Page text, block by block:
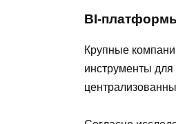
BI-
Крупные
инструменты